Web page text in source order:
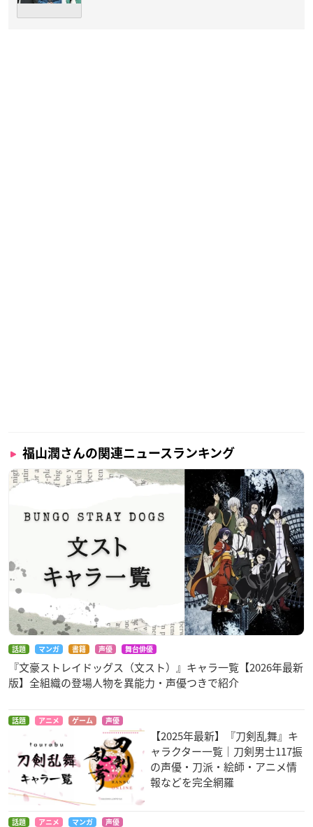
福山潤さんの関連ニュースランキング
話題 マンガ 書籍 声優 舞台俳優
『文豪ストレイドッグス（文スト）』キャラ一覧【2026年最新
版】全組織の登場人物を異能力・声優つきで紹介
話題 アニメ ゲーム 声優
【2025年最新】『刀剣乱舞』キ
ャラクター一覧｜刀剣男士117振
の声優・刀派・絵師・アニメ情
報などを完全網羅
話題 アニメ マンガ 声優